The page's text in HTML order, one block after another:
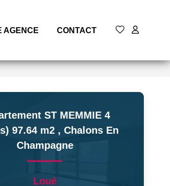
AGENCE CONTACT
ST MEMMIE 4
97.64 m2 ,Chalons En
Champagne
Loué